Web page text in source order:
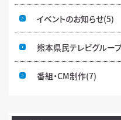
イベントのお知らせ(5)
熊本県民テレビグルー
番組・CM制作(7)